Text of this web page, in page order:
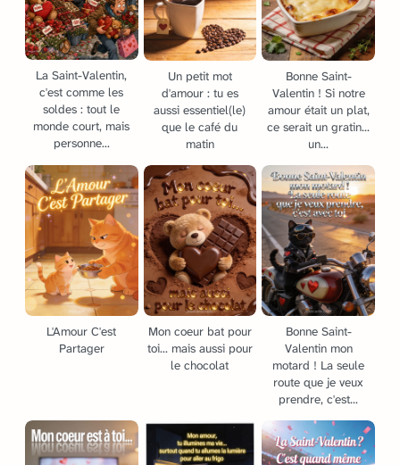
La Saint-Valentin,
c'est comme les
soldes : tout le
monde court, mais
personne...
Un petit mot
d'amour : tu es
aussi essentiel(le)
que le café du
matin
Bonne Saint-
Valentin ! Si notre
amour était un plat,
ce serait un gratin...
un...
L'Amour C'est
Partager
Mon coeur bat pour
toi... mais aussi pour
le chocolat
Bonne Saint-
Valentin mon
motard ! La seule
route que je veux
prendre, c'est...